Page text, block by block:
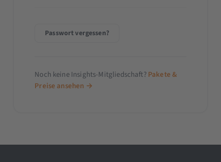
Passwort vergessen?
Noch keine Insights-Mitgliedschaft?Pakete &
Preise ansehen →